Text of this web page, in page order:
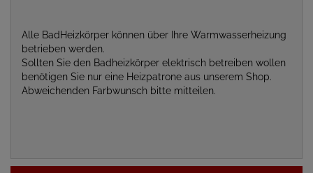
Alle BadHeizkörper können über Ihre Warmwasserheizung
betrieben werden.
Sollten Sie den Badheizkörper elektrisch betreiben wollen
benötigen Sie nur eine Heizpatrone aus unserem Shop.
Abweichenden Farbwunsch bitte mitteilen.